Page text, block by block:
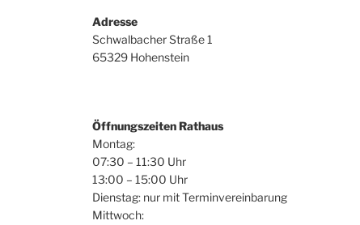
Adresse
Schwalbacher Straße 1
65329 Hohenstein
Öffnungszeiten Rathaus
Montag:
07:30 – 11:30 Uhr
13:00 – 15:00 Uhr
Dienstag: nur mit Terminvereinbarung
Mittwoch: